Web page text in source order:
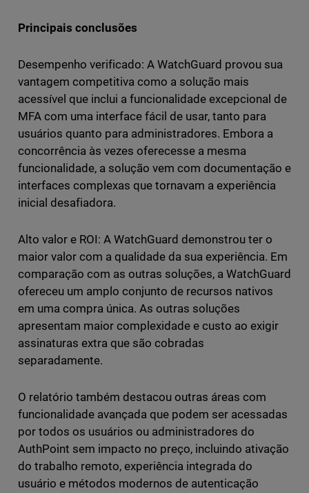
Principais conclusões
Desempenho verificado: A WatchGuard provou sua
vantagem competitiva como a solução mais
acessível que inclui a funcionalidade excepcional de
MFA com uma interface fácil de usar, tanto para
usuários quanto para administradores. Embora a
concorrência às vezes oferecesse a mesma
funcionalidade, a solução vem com documentação e
interfaces complexas que tornavam a experiência
inicial desafiadora.
Alto valor e ROI: A WatchGuard demonstrou ter o
maior valor com a qualidade da sua experiência. Em
comparação com as outras soluções, a WatchGuard
ofereceu um amplo conjunto de recursos nativos
em uma compra única. As outras soluções
apresentam maior complexidade e custo ao exigir
assinaturas extra que são cobradas
separadamente.
O relatório também destacou outras áreas com
funcionalidade avançada que podem ser acessadas
por todos os usuários ou administradores do
AuthPoint sem impacto no preço, incluindo ativação
do trabalho remoto, experiência integrada do
usuário e métodos modernos de autenticação